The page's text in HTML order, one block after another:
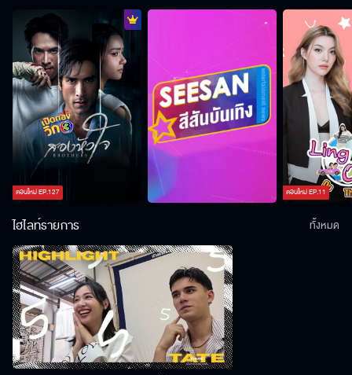
ตอนใหม่EP.127 ตอนใหม่EP.11
ไฮไลท์รายการ ทั้งหมด